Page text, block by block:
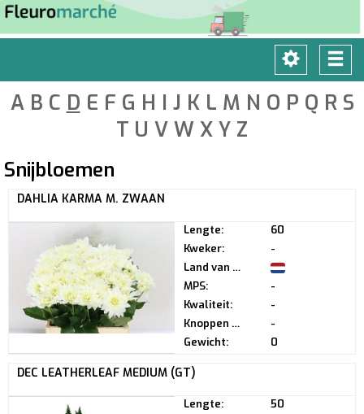
Toggle
A B C D E F G H I J K L M N O P Q R S
T U V W X Y Z
Snijbloemen
DAHLIA KARMA M. ZWAAN
Lengte:
60
Kweker:
-
Land van herkomst:
MPS:
-
Kwaliteit:
-
Knoppen per steel:
-
Gewicht:
0
DEC LEATHERLEAF MEDIUM (GT)
Lengte:
50